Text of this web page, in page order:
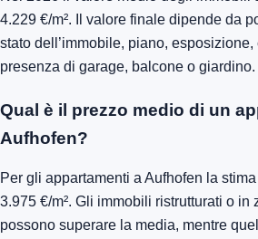
4.229 €/m². Il valore finale dipende da
stato dell’immobile, piano,
presenza di garage, balcone o giardino.
Qual è il prezzo medio di un
Aufhofen?
Per gli appartamenti a Aufhofen la
3.975 €/m². Gli immobili ristrutturati o in
possono superare la media, mentre